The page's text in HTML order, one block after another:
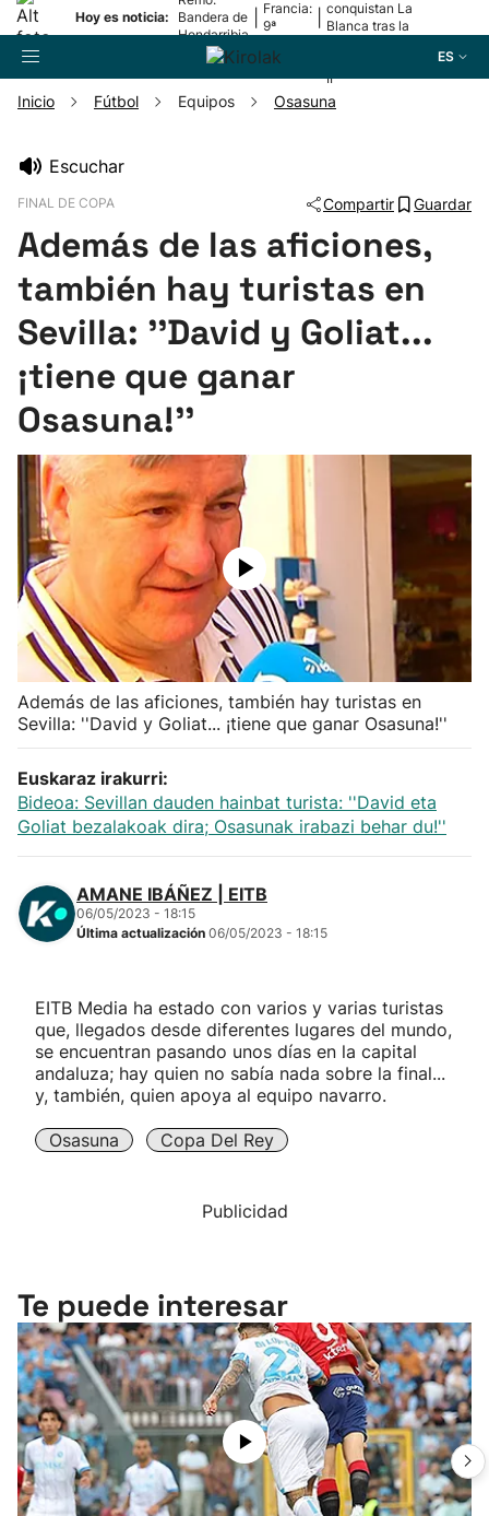
Hoy es noticia:
Bandera de
Hondarribia
Francia:
9ª
conquistan La
Blanca tras la
II
ES
Pelota
Remo
Baloncesto
Ciclismo
Herri-kirolak
Balonmano
Kirolak 360
Atletismo
Más deportes
"Helmuga"
Inicio Fútbol Equipos Osasuna
Escuchar
FINAL DE COPA Compartir Guardar
Además de las aficiones,
también hay turistas en
Sevilla: ''David y Goliat...
¡tiene que ganar
Osasuna!''
Además de las aficiones, también hay turistas en
Sevilla: ''David y Goliat... ¡tiene que ganar Osasuna!''
Euskaraz irakurri:
Bideoa: Sevillan dauden hainbat turista: ''David eta
Goliat bezalakoak dira; Osasunak irabazi behar du!''
AMANE IBÁÑEZ | EITB
06/05/2023 - 18:15
Última actualización 06/05/2023 - 18:15
EITB Media ha estado con varios y varias turistas
que, llegados desde diferentes lugares del mundo,
se encuentran pasando unos días en la capital
andaluza; hay quien no sabía nada sobre la final...
y, también, quien apoya al equipo navarro.
Osasuna Copa Del Rey
Publicidad
Te puede interesar